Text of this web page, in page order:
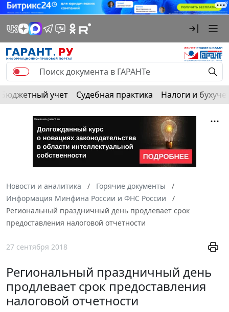
Бюджетный учет Судебная практика Налоги и
Новости и аналитика
Горячие документы
Информация Минфина России и ФНС России
Региональный праздничный день продлевает срок
предоставления налоговой отчетности
27 сентября 2018
Региональный праздничный день
продлевает срок предоставления
налоговой отчетности